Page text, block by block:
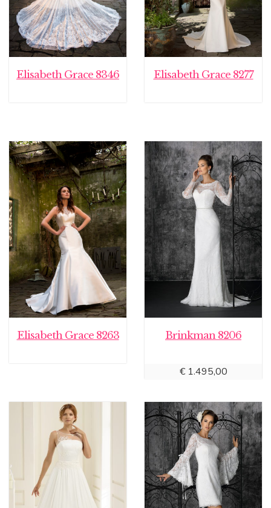
Elisabeth Grace 8346 Elisabeth Grace 8277
Elisabeth Grace 8263 Brinkman 8206
€1.495,00